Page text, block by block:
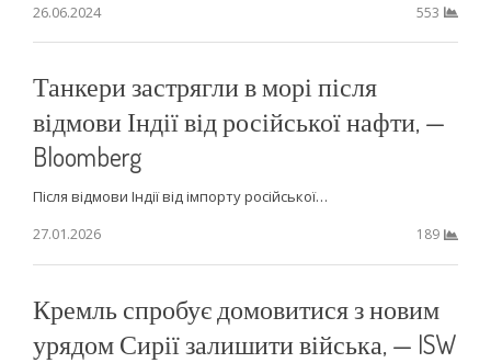
26.06.2024
553
Танкери застрягли в морі після
відмови Індії від російської нафти, —
Bloomberg
Після відмови Індії від імпорту російської…
27.01.2026
189
Кремль спробує домовитися з новим
урядом Сирії залишити війська, — ISW